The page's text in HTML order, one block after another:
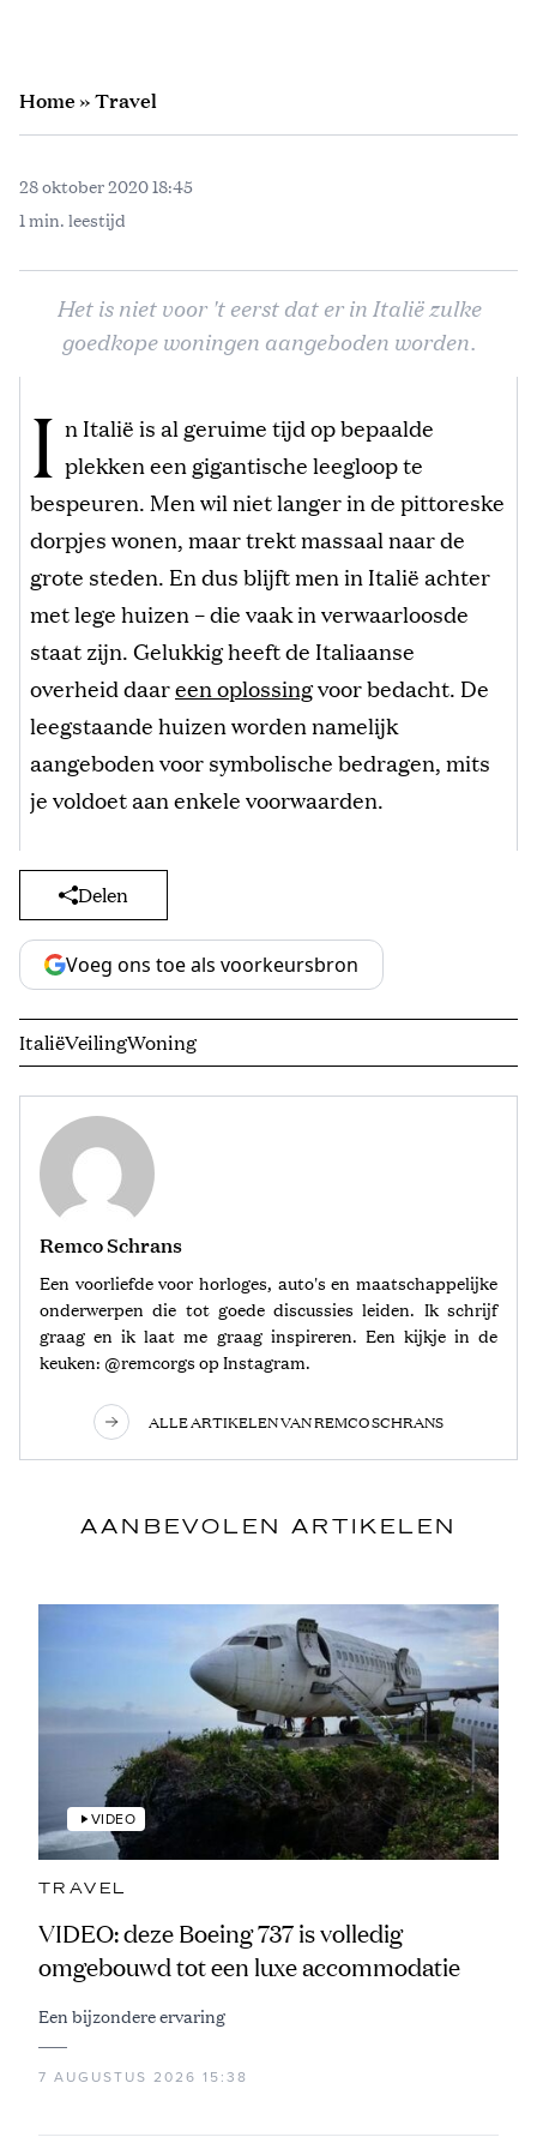
Home»Travel
28 oktober 2020 18:45
1 min. leestijd
Het is niet voor 't eerst dat er in Italië zulke
goedkope woningen aangeboden worden.
I n Italië is al geruime tijd op bepaalde
plekken een gigantische leegloop te
bespeuren. Men wil niet langer in de pittoreske
dorpjes wonen, maar trekt massaal naar de
grote steden. En dus blijft men in Italië achter
met lege huizen – die vaak in verwaarloosde
staat zijn. Gelukkig heeft de Italiaanse
overheid daareen oplossingvoor bedacht. De
leegstaande huizen worden namelijk
aangeboden voor symbolische bedragen, mits
je voldoet aan enkele voorwaarden.
Delen
Voeg ons toe als voorkeursbron
ItaliëVeilingWoning
Remco Schrans
Een voorliefde voor horloges, auto's en maatschappelijke
onderwerpen die tot goede discussies leiden. Ik schrijf
graag en ik laat me graag inspireren. Een kijkje in de
keuken: @remcorgs op Instagram.
ALLE ARTIKELEN VAN REMCO SCHRANS
AANBEVOLEN ARTIKELEN
VIDEO
TRAVEL
VIDEO: deze Boeing 737 is volledig
omgebouwd tot een luxe accommodatie
Een bijzondere ervaring
7 AUGUSTUS 2026 15:38